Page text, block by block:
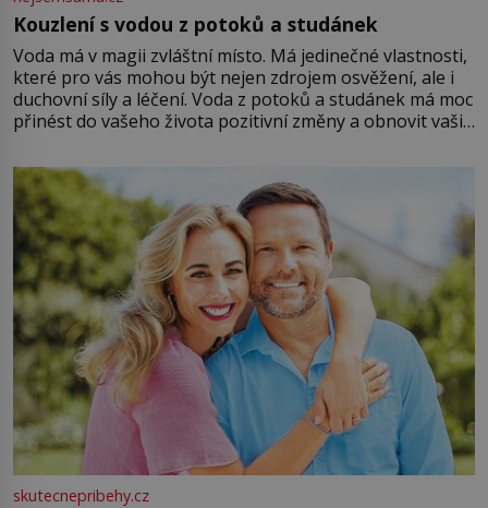
Kouzlení s vodou z potoků a studánek
Voda má v magii zvláštní místo. Má jedinečné vlastnosti,
které pro vás mohou být nejen zdrojem osvěžení, ale i
duchovní síly a léčení. Voda z potoků a studánek má moc
přinést do vašeho života pozitivní změny a obnovit vaši
můžete obohatit své rituály a přinést do svého života
větší harmonii a klid. Je důležité
skutecnepribehy.cz